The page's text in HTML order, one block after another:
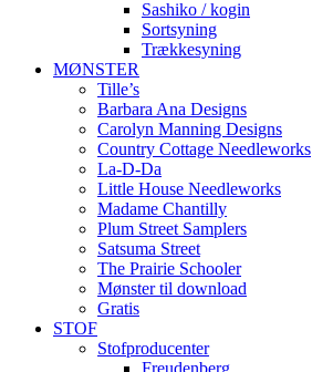
Sashiko / kogin
Sortsyning
Trækkesyning
MØNSTER
Tille’s
Barbara Ana Designs
Carolyn Manning Designs
Country Cottage Needleworks
La-D-Da
Little House Needleworks
Madame Chantilly
Plum Street Samplers
Satsuma Street
The Prairie Schooler
Mønster til download
Gratis
STOF
Stofproducenter
Freudenberg